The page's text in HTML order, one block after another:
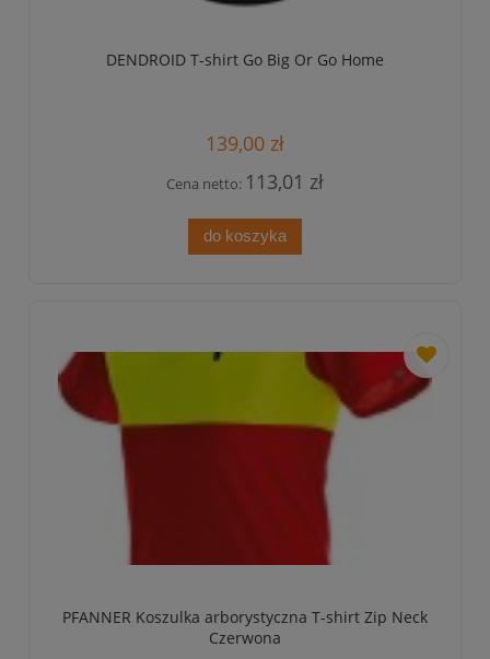
DENDROID T-shirt Go Big Or Go Home
139,00 zł
Cena netto: 113,01 zł
do koszyka
dodaj
do
PFANNER Koszulka arborystyczna T-shirt Zip Neck
Czerwona